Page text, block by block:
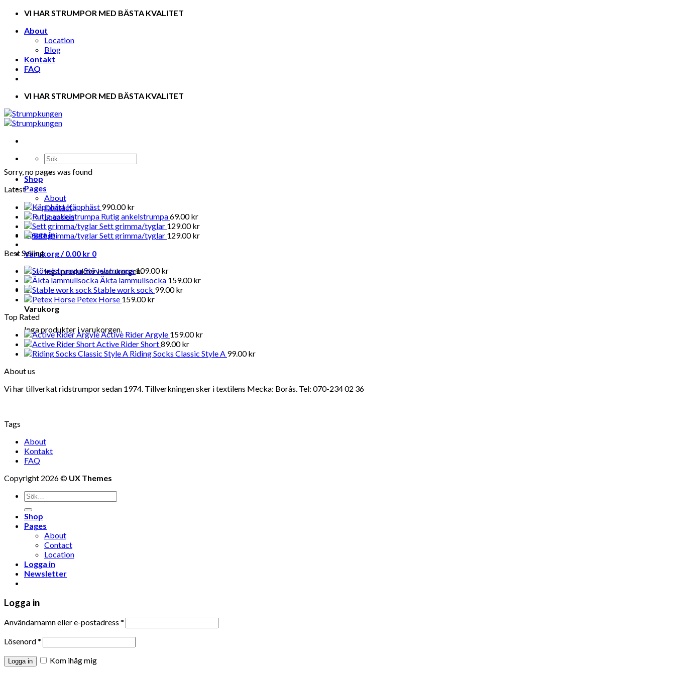
Skip
content
VI HAR STRUMPOR MED BÄSTA KVALITET
About
Location
Blog
Kontakt
FAQ
VI HAR STRUMPOR MED BÄSTA KVALITET
Shop
Pages
About
Contact
Location
Logga in
Varukorg /0.00 kr 0
Inga produkter i varukorgen.
0
Varukorg
Inga produkter i varukorgen.
Sorry, no pages was found
Latest
Käpphäst 990.00kr
Rutig ankelstrumpa69.00kr
Sett grimma/tyglar 129.00kr
Sett grimma/tyglar 129.00kr
Best Selling
Stövelstrumpa109.00kr
Äkta lammullsocka 159.00kr
Stable work sock 99.00kr
Petex Horse 159.00kr
Top Rated
Active Rider Argyle 159.00kr
Active Rider Short89.00kr
Riding Socks Classic Style A 99.00kr
About us
Vi har tillverkat ridstrumpor sedan 1974. Tillverkningen sker i textilens Mecka: Borås. Tel: 070-234 02 36
Tags
About
Kontakt
FAQ
Copyright 2026 © UX Themes
Shop
Pages
About
Contact
Location
Logga in
Newsletter
Logga in
Användarnamn eller e-postadress *
Lösenord*
Logga in
Kom ihåg mig